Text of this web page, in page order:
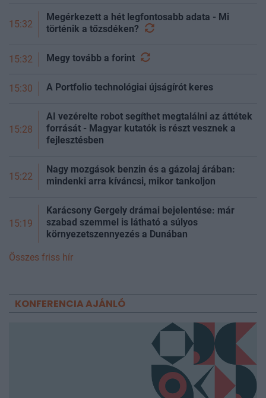
15:32
Megérkezett a hét legfontosabb adata - Mi
történik a tőzsdéken?
15:32 Megy tovább a forint
15:30 A Portfolio technológiai újságírót keres
15:28
AI vezérelte robot segíthet megtalálni az áttétek
forrását - Magyar kutatók is részt vesznek a
fejlesztésben
15:22
Nagy mozgások benzin és a gázolaj árában:
mindenki arra kíváncsi, mikor tankoljon
15:19
Karácsony Gergely drámai bejelentése: már
szabad szemmel is látható a súlyos
környezetszennyezés a Dunában
Összes friss hír
KONFERENCIA AJÁNLÓ